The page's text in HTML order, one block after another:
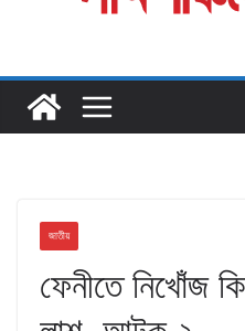
জাতীয়
ফেনীতে নিখোঁজ